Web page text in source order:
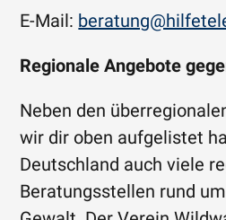
E-Mail:
Regionale Angebote
Neben den
wir dir oben aufgelistet
Deutschland auch viele
Beratungsstellen rund